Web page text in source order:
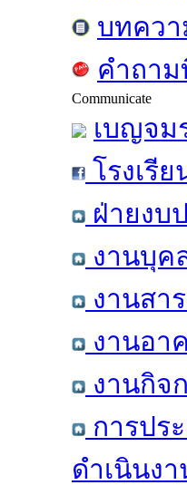
บทควา
คำถา
Communicate
เบญจม
โรงเรี
ฝ่ายงบ
งานบุค
งานสา
งานอา
งานกิจ
การปร
ดำเนินง